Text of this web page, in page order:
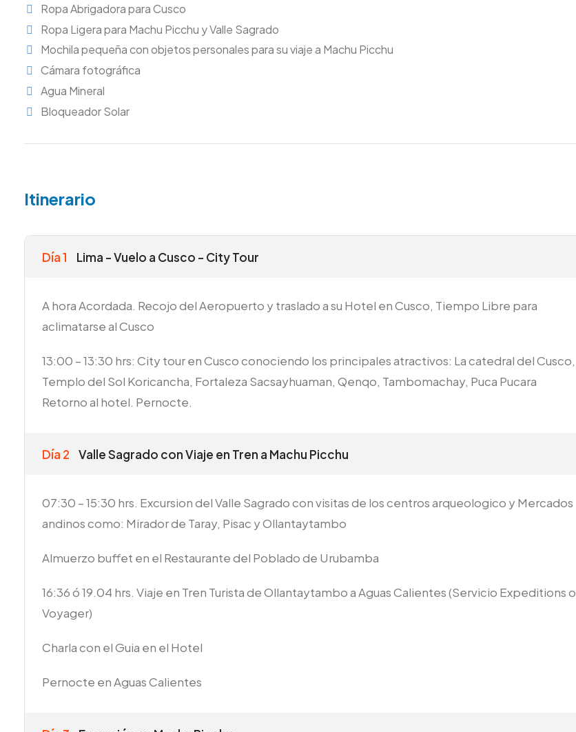
Ropa Abrigadora para Cusco
Ropa Ligera para Machu Picchu y Valle Sagrado
Mochila pequeña con objetos personales para su viaje a Machu Picchu
Cámara fotográfica
Agua Mineral
Bloqueador Solar
Itinerario
Día 1 Lima - Vuelo a Cusco - City Tour
A hora Acordada. Recojo del Aeropuerto y traslado a su Hotel en Cusco, Tiempo Libre para
aclimatarse al Cusco
13:00 – 13:30 hrs: City tour en Cusco conociendo los principales atractivos: La catedral del Cusco,
Templo del Sol Koricancha, Fortaleza Sacsayhuaman, Qenqo, Tambomachay, Puca Pucara
Retorno al hotel. Pernocte.
Día 2 Valle Sagrado con Viaje en Tren a Machu Picchu
07:30 – 15:30 hrs. Excursion del Valle Sagrado con visitas de los centros arqueologico y Mercados
andinos como: Mirador de Taray, Pisac y Ollantaytambo
Almuerzo buffet en el Restaurante del Poblado de Urubamba
16:36 ó 19.04 hrs. Viaje en Tren Turista de Ollantaytambo a Aguas Calientes (Servicio Expeditions o
Voyager)
Charla con el Guia en el Hotel
Pernocte en Aguas Calientes